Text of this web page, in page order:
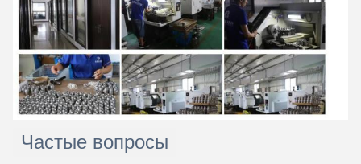
Частые вопросы